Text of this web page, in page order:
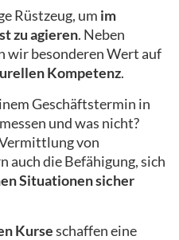
Rüstzeug, um im
zu agieren. Neben
wir besonderen Wert auf
Kompetenz.
Geschäftstermin in
und was nicht?
von
auch die Befähigung, sich
Situationen sicher
Kurseschaffen eine